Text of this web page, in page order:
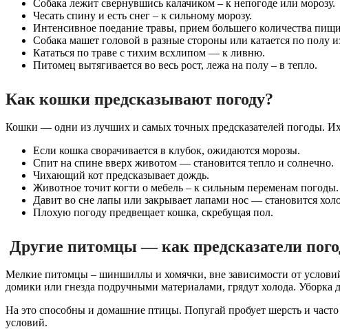
Собака лежит свернувшись калачиком – к непогоде или морозу.
Чесать спину и есть снег – к сильному морозу.
Интенсивное поедание травы, прием большего количества
Собака машет головой в разные стороны или катается по полу
Кататься по траве с тихим всхлипом — к ливню.
Питомец вытягивается во весь рост, лежа на полу – в тепло.
Как кошки предсказывают погоду?
Кошки — одни из лучших и самых точных предсказателей погоды.
Если кошка сворачивается в клубок, ожидаются морозы.
Спит на спине вверх животом — становится тепло и солнечно.
Чихающий кот предсказывает дождь.
Животное точит когти о мебель – к сильным переменам погоды.
Давит во сне лапы или закрывает лапами нос — становится
Плохую погоду предвещает кошка, скребущая пол.
Другие питомцы — как предсказатели
Мелкие питомцы – шиншиллы и хомячки, вне зависимости от
домики или гнезда подручными материалами, грядут холода. Уборка
На это способны и домашние птицы. Попугай пробует шерсть и
условий.